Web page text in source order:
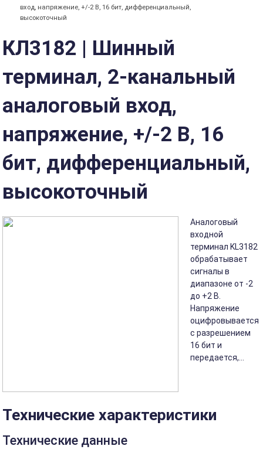
вход, напряжение, +/-2 В, 16 бит, дифференциальный,
высокоточный
КЛ3182 | Шинный
терминал, 2-канальный
аналоговый вход,
напряжение, +/-2 В, 16
бит, дифференциальный,
высокоточный
Аналоговый
входной
терминал KL3182
обрабатывает
сигналы в
диапазоне от -2
до +2 В.
Напряжение
оцифровывается
с разрешением
16 бит и
передается,...
Технические характеристики
Технические данные